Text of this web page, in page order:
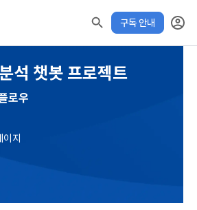
구독 안내
석 챗봇 프로젝트
로우
지